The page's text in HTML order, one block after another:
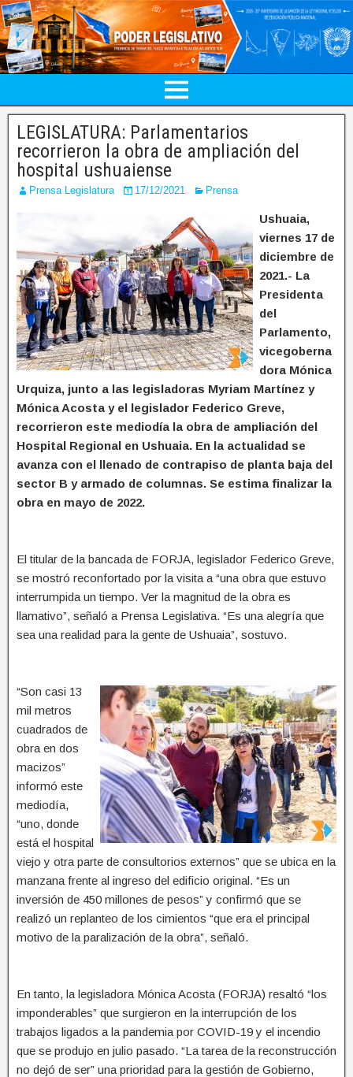
LEGISLATURA: Parlamentarios
recorrieron la obra de ampliación del
hospital ushuaiense
Prensa Legislatura 17/12/2021 Prensa
Ushuaia,
viernes 17 de
diciembre de
2021.- La
Presidenta
del
Parlamento,
vicegoberna
dora Mónica
Urquiza, junto a las legisladoras Myriam Martínez y
Mónica Acosta y el legislador Federico Greve,
recorrieron este mediodía la obra de ampliación del
Hospital Regional en Ushuaia. En la actualidad se
avanza con el llenado de contrapiso de planta baja del
sector B y armado de columnas. Se estima finalizar la
obra en mayo de 2022.
El titular de la bancada de FORJA, legislador Federico Greve,
se mostró reconfortado por la visita a “una obra que estuvo
interrumpida un tiempo. Ver la magnitud de la obra es
llamativo”, señaló a Prensa Legislativa. “Es una alegría que
sea una realidad para la gente de Ushuaia”, sostuvo.
“Son casi 13
mil metros
cuadrados de
obra en dos
macizos”
informó este
mediodía,
“uno, donde
está el hospital
viejo y otra parte de consultorios externos” que se ubica en la
manzana frente al ingreso del edificio original. “Es un
inversión de 450 millones de pesos” y confirmó que se
realizó un replanteo de los cimientos “que era el principal
motivo de la paralización de la obra”, señaló.
En tanto, la legisladora Mónica Acosta (FORJA) resaltó “los
imponderables” que surgieron en la interrupción de los
trabajos ligados a la pandemia por COVID-19 y el incendio
que se produjo en julio pasado. “La tarea de la reconstrucción
no dejó de ser” una prioridad para la gestión de Gobierno,